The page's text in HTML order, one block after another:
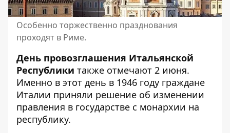
Особенно торжественно празднования
проходят в Риме.
День провозглашения Итальянской
Республики также отмечают 2 июня.
Именно в этот день в 1946 году граждане
Италии приняли решение об изменении
правления в государстве с монархии на
республику.